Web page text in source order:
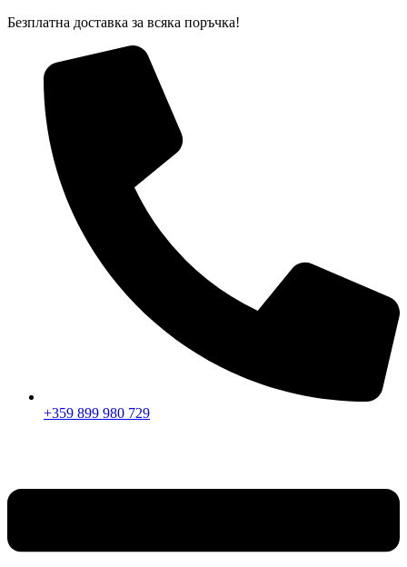
Skip
Безплатна доставка за всяка поръчка!
+359 899 980 729